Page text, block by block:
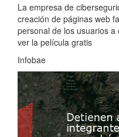
La empresa de
creación de páginas web
personal de los usuarios
ver la película gratis
Infobae